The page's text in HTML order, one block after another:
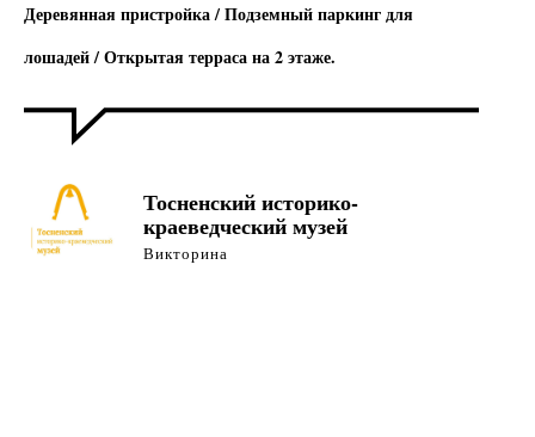
Деревянная пристройка / Подземный паркинг для
лошадей / Открытая терраса на 2 этаже.
Тосненский историко-
краеведческий музей
Викторина